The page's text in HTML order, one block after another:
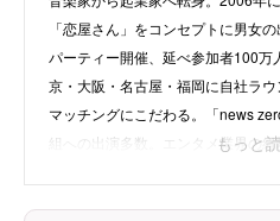
「恋屋さん」をコンセプトに男女
パーティー開催、延べ参加者100万
京・大阪・名古屋・福岡に自社ラ
マッチングにこだわる。「news
組への出演多数。エンタメ業界の経
もっと